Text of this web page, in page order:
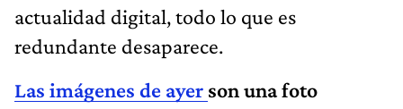
actualidad digital, todo lo que es
redundante desaparece.
Las imágenes de ayer son una foto